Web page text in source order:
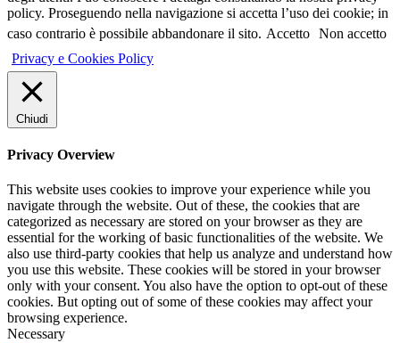
policy. Proseguendo nella navigazione si accetta l’uso dei cookie; in
caso contrario è possibile abbandonare il sito. Accetto Non accetto
Privacy e Cookies Policy
Chiudi
Privacy Overview
This website uses cookies to improve your experience while you
navigate through the website. Out of these, the cookies that are
categorized as necessary are stored on your browser as they are
essential for the working of basic functionalities of the website. We
also use third-party cookies that help us analyze and understand how
you use this website. These cookies will be stored in your browser
only with your consent. You also have the option to opt-out of these
cookies. But opting out of some of these cookies may affect your
browsing experience.
Necessary